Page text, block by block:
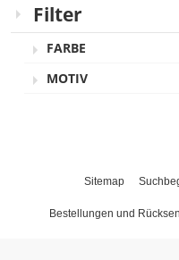
Filter
FARBE
MOTIV
Sitemap
Bestellungen und